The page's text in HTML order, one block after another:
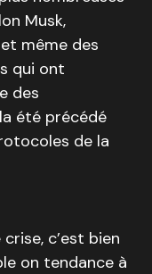
Musk,
même des
qui ont
des
été précédé
de la
c’est bien
on tendance à